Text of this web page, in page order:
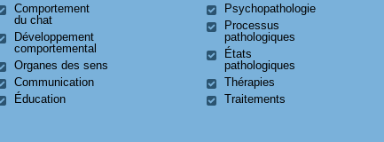
Comportement
du chat
Développement
comportemental
Organes des sens
Communication
Éducation
Psychopathologie
Processus
pathologiques
États
pathologiques
Thérapies
Traitements